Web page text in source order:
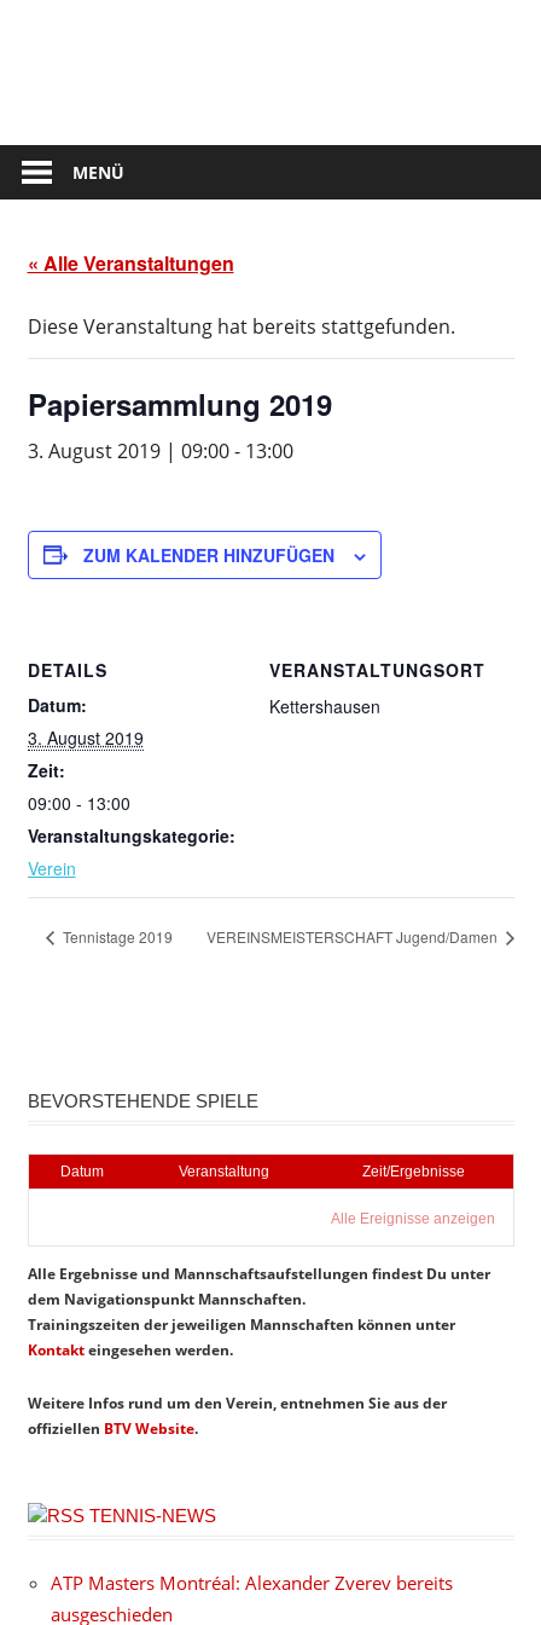
MENÜ
« Alle Veranstaltungen
Diese Veranstaltung hat bereits stattgefunden.
Papiersammlung 2019
3. August 2019 | 09:00- 13:00
ZUM KALENDER HINZUFÜGEN
DETAILS
Datum:
3. August 2019
Zeit:
09:00 - 13:00
Veranstaltungskategorie:
Verein
VERANSTALTUNGSORT
Kettershausen
Tennistage 2019 VEREINSMEISTERSCHAFT Jugend/Damen
BEVORSTEHENDE SPIELE
Datum Veranstaltung Zeit/Ergebnisse
Alle Ereignisse anzeigen
Alle Ergebnisse und Mannschaftsaufstellungen findest Du unter
dem Navigationspunkt Mannschaften.
Trainingszeiten der jeweiligen Mannschaften können unter
Kontakteingesehen werden.
Weitere Infos rund um den Verein, entnehmen Sie aus der
offiziellen BTV Website.
TENNIS-NEWS
ATP Masters Montréal: Alexander Zverev bereits
ausgeschieden